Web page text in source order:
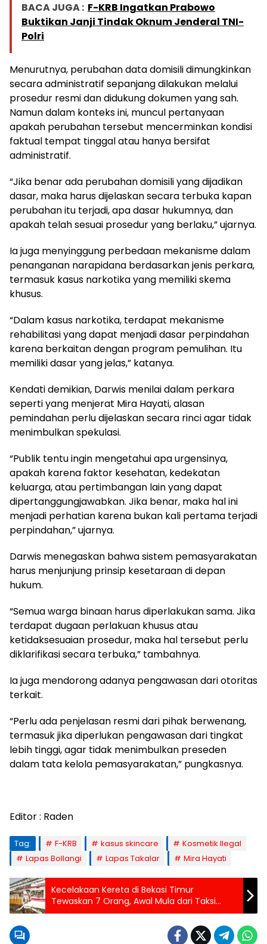
BACA JUGA : F-KRB Ingatkan Prabowo
Buktikan Janji Tindak Oknum Jenderal TNI-
Polri
Menurutnya, perubahan data domisili dimungkinkan
secara administratif sepanjang dilakukan melalui
prosedur resmi dan didukung dokumen yang sah.
Namun dalam konteks ini, muncul pertanyaan
apakah perubahan tersebut mencerminkan kondisi
faktual tempat tinggal atau hanya bersifat
administratif.
“Jika benar ada perubahan domisili yang dijadikan
dasar, maka harus dijelaskan secara terbuka kapan
perubahan itu terjadi, apa dasar hukumnya, dan
apakah telah sesuai prosedur yang berlaku,” ujarnya.
Ia juga menyinggung perbedaan mekanisme dalam
penanganan narapidana berdasarkan jenis perkara,
termasuk kasus narkotika yang memiliki skema
khusus.
“Dalam kasus narkotika, terdapat mekanisme
rehabilitasi yang dapat menjadi dasar perpindahan
karena berkaitan dengan program pemulihan. Itu
memiliki dasar yang jelas,” katanya.
Kendati demikian, Darwis menilai dalam perkara
seperti yang menjerat Mira Hayati, alasan
pemindahan perlu dijelaskan secara rinci agar tidak
menimbulkan spekulasi.
“Publik tentu ingin mengetahui apa urgensinya,
apakah karena faktor kesehatan, kedekatan
keluarga, atau pertimbangan lain yang dapat
dipertanggungjawabkan. Jika benar, maka hal ini
menjadi perhatian karena bukan kali pertama terjadi
perpindahan,” ujarnya.
Darwis menegaskan bahwa sistem pemasyarakatan
harus menjunjung prinsip kesetaraan di depan
hukum.
“Semua warga binaan harus diperlakukan sama. Jika
terdapat dugaan perlakuan khusus atau
ketidaksesuaian prosedur, maka hal tersebut perlu
diklarifikasi secara terbuka,” tambahnya.
Ia juga mendorong adanya pengawasan dari otoritas
terkait.
“Perlu ada penjelasan resmi dari pihak berwenang,
termasuk jika diperlukan pengawasan dari tingkat
lebih tinggi, agar tidak menimbulkan preseden
dalam tata kelola pemasyarakatan,” pungkasnya.
Editor : Raden
Tag: F-KRB kasus skincare
Kosmetik Ilegal
Lapas Bollangi
Lapas Takalar Mira Hayati
Kecelakaan Kereta di Bekasi Timur
Tewaskan 7 Orang, Awal Mula dari Taksi
Terobos Rel